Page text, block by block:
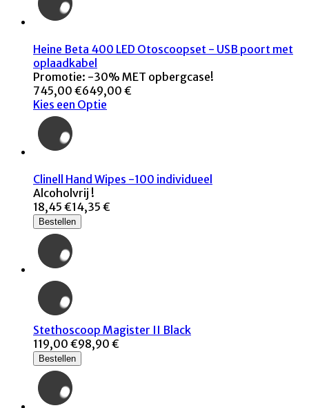
Heine Beta 400 LED Otoscoopset - USB poort met
oplaadkabel
Promotie: -30% MET opbergcase!
745,00 €649,00 €
Kies een Optie
Clinell Hand Wipes -100 individueel
Alcoholvrij !
18,45 €14,35 €
Bestellen
Stethoscoop Magister II Black
119,00 €98,90 €
Bestellen